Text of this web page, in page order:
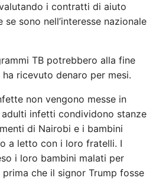
i contratti di aiuto
sono nell’interesse nazionale
TB potrebbero alla fine
ricevuto denaro per mesi.
non vengono messe in
infetti condividono stanze
di Nairobi e i bambini
a letto con i loro fratelli. I
i loro bambini malati per
che il signor Trump fosse